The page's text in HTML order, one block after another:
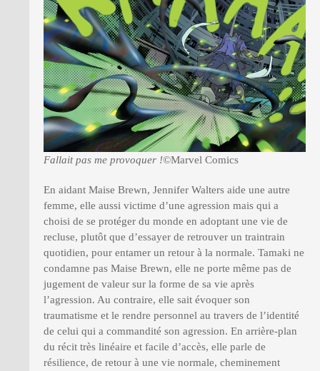
Fallait pas me provoquer !©Marvel Comics
En aidant Maise Brewn, Jennifer Walters aide une autre
femme, elle aussi victime d’une agression mais qui a
choisi de se protéger du monde en adoptant une vie de
recluse, plutôt que d’essayer de retrouver un traintrain
quotidien, pour entamer un retour à la normale. Tamaki ne
condamne pas Maise Brewn, elle ne porte même pas de
jugement de valeur sur la forme de sa vie après
l’agression. Au contraire, elle sait évoquer son
traumatisme et le rendre personnel au travers de l’identité
de celui qui a commandité son agression. En arrière-plan
du récit très linéaire et facile d’accès, elle parle de
résilience, de retour à une vie normale, cheminement